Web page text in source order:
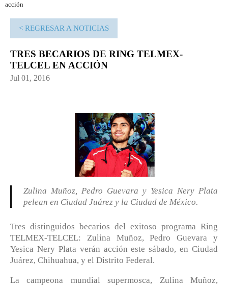
acción
< REGRESAR A NOTICIAS
TRES BECARIOS DE RING TELMEX-
TELCEL EN ACCIÓN
Jul 01, 2016
Zulina Muñoz, Pedro Guevara y Yesica Nery Plata
pelean en Ciudad Juárez y la Ciudad de México.
Tres distinguidos becarios del exitoso programa Ring
TELMEX-TELCEL: Zulina Muñoz, Pedro Guevara y
Yesica Nery Plata verán acción este sábado, en Ciudad
Juárez, Chihuahua, y el Distrito Federal.
La campeona mundial supermosca, Zulina Muñoz,